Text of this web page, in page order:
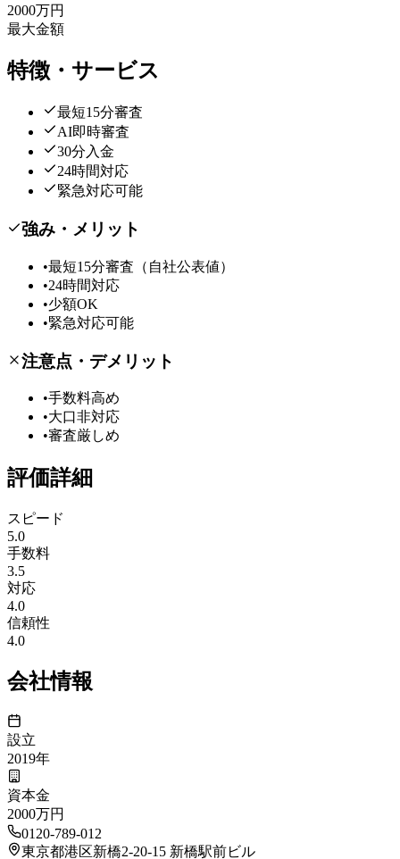
2000万円
最大金額
特徴・サービス
最短15分審査
AI即時審査
30分入金
24時間対応
緊急対応可能
強み・メリット
•最短15分審査（自社公表値）
•24時間対応
•少額OK
•緊急対応可能
注意点・デメリット
•手数料高め
•大口非対応
•審査厳しめ
評価詳細
スピード
5.0
手数料
3.5
対応
4.0
信頼性
4.0
会社情報
設立
2019年
資本金
2000万円
0120-789-012
東京都港区新橋2-20-15 新橋駅前ビル